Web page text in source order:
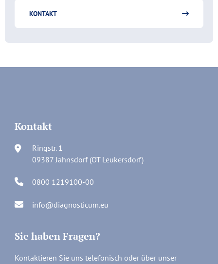
KONTAKT
Kontakt
Ringstr. 1
09387 Jahnsdorf (OT Leukersdorf)
0800 1219100-00
info@diagnosticum.eu
Sie haben Fragen?
Kontaktieren Sie uns telefonisch oder über unser